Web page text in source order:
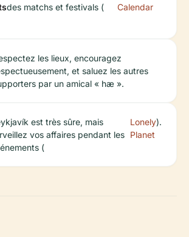
des matchs et festivals (
Calendar
les lieux, encouragez
et saluez les autres
par un amical « hæ ».
est très sûre, mais
vos affaires pendant les
(
Lonely
Planet
).